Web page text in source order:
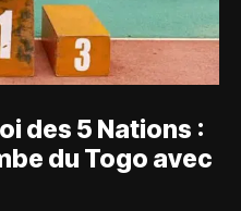
des 5 Nations :
du Togo avec